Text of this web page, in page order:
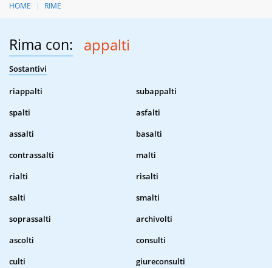
HOME RIME
Rima con: appalti
Sostantivi
riappalti
subappalti
spalti
asfalti
assalti
basalti
contrassalti
malti
rialti
risalti
salti
smalti
soprassalti
archivolti
ascolti
consulti
culti
giureconsulti